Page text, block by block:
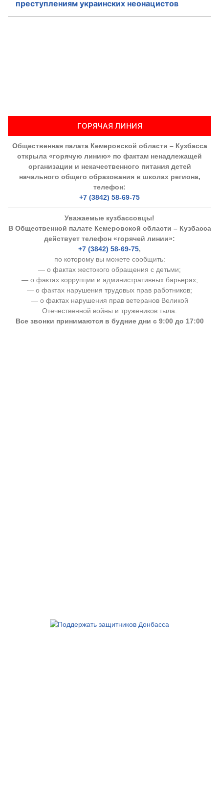
преступлениям украинских неонацистов
ГОРЯЧАЯ ЛИНИЯ
Общественная палата Кемеровской области – Кузбасса
открыла «горячую линию» по фактам ненадлежащей
организации и некачественного питания детей
начального общего образования в школах региона,
телефон:
+7 (3842) 58-69-75
Уважаемые кузбассовцы!
В Общественной палате Кемеровской области – Кузбасса
действует телефон «горячей линии»:
+7 (3842) 58-69-75,
по которому вы можете сообщить:
— о фактах жестокого обращения с детьми;
— о фактах коррупции и административных барьерах;
— о фактах нарушения трудовых прав работников;
— о фактах нарушения прав ветеранов Великой
Отечественной войны и тружеников тыла.
Все звонки принимаются в будние дни с 9:00 до 17:00